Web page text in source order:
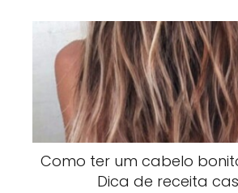
Como ter um cabelo
Dica de receita